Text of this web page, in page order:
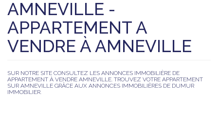
AMNEVILLE -
APPARTEMENT A
VENDRE À AMNEVILLE
SUR NOTRE SITE CONSULTEZ LES ANNONCES IMMOBILIÈRE DE
APPARTEMENT À VENDRE AMNEVILLE. TROUVEZ VOTRE APPARTEMENT
SUR AMNEVILLE GRÂCE AUX ANNONCES IMMOBILIÈRES DE DUMUR
IMMOBILIER.